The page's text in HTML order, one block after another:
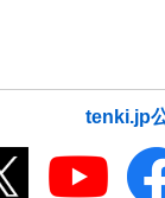
tenki.jp